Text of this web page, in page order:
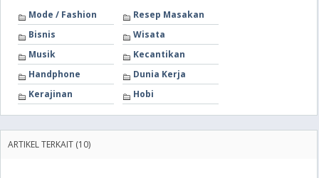
Mode / Fashion
Resep Masakan
Bisnis
Wisata
Musik
Kecantikan
Handphone
Dunia Kerja
Kerajinan
Hobi
ARTIKEL TERKAIT (10)